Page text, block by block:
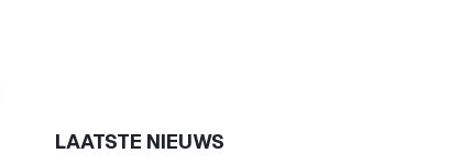
LAATSTE NIEUWS